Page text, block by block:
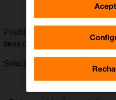
Posible causa 1 de 2:
Para
tiene que estar cargada.
Solución: Cómo cargar la batería.